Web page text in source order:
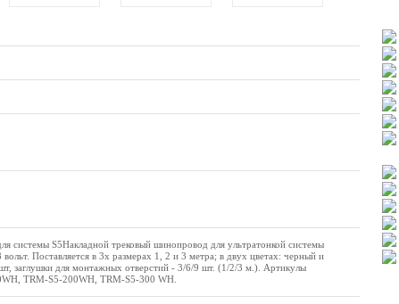
S5Накладной трековый шинопровод для ультратонкой системы
Поставляется в 3х размерах 1, 2 и 3 метра; в двух цветах: черный и
заглушки для монтажных отверстий - 3/6/9 шт. (1/2/3 м.). Артикулы
TRM-S5-200WH, TRM-S5-300 WH.